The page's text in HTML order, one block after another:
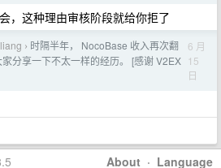
，这种理由审核阶段就给你拒了
› 时隔半年， NocoBase 收入再次翻
分享一下不太一样的经历。 [感谢 V2EX
6 月
15
日
About · Language